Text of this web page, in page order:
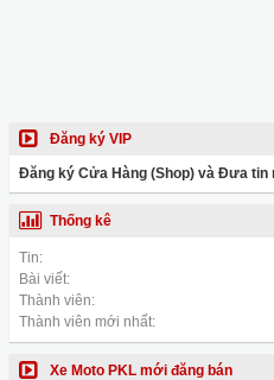
Đăng ký VIP
Đăng ký Cửa Hàng (Shop) và Đưa tin
Thống kê
Tin:
Bài viết:
Thành viên:
Thành viên mới nhất:
Xe Moto PKL mới đăng bán